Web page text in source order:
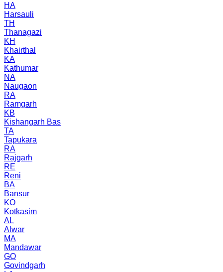
HA
Harsauli
TH
Thanagazi
KH
Khairthal
KA
Kathumar
NA
Naugaon
RA
Ramgarh
KB
Kishangarh Bas
TA
Tapukara
RA
Rajgarh
RE
Reni
BA
Bansur
KO
Kotkasim
AL
Alwar
MA
Mandawar
GO
Govindgarh